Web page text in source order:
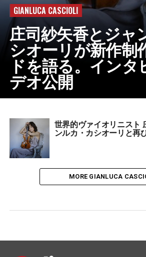
GIANLUCA CASCIOLI
庄司紗矢香とジャ
シオーリが新作制
ドを語る。インタ
デオ公開
世界的ヴァイオリニスト
ンルカ・カシオーリと再
MORE GIANLUCA